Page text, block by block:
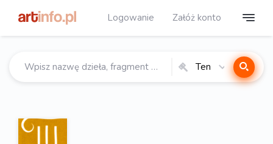
Logowanie Załóż konto
Ten